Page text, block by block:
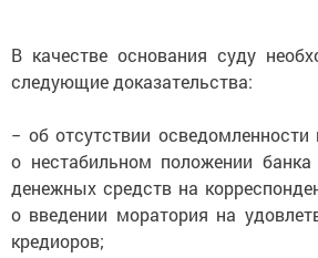
В качестве основания суду
следующие доказательства:
− об отсутствии осведомленности
о нестабильном положении
денежных средств на
о введении моратория на
кредиоров;